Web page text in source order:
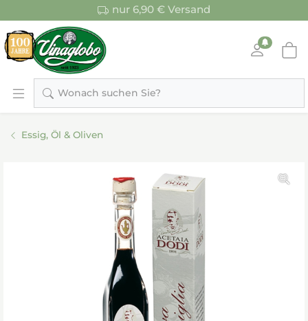
nur 6,90 € Versand
Wonach suchen Sie?
Essig, Öl & Oliven